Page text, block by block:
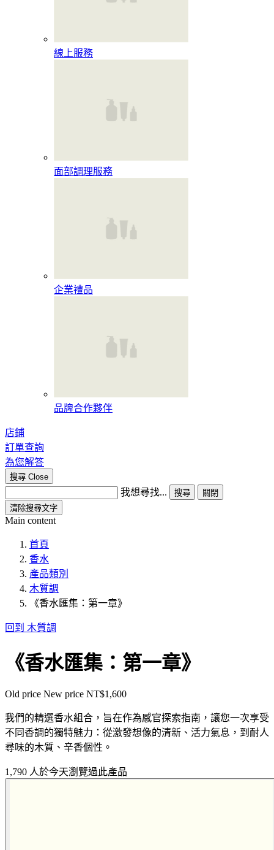
線上服務
面部調理服務
企業禮品
品牌合作夥伴
店鋪
訂單查詢
為您解答
搜尋 Close
我想尋找... 搜尋
關閉
清除搜尋文字
Main content
首頁
香水
產品類別
木質調
《香水匯集：第一章》
回到 木質調
《香水匯集：第一章》
Old price New price NT$1,600
我們的精選香水組合，旨在作為感官探索指南，讓您一次享受
不同香調的獨特魅力：從激發想像的清新、活力氣息，到耐人
尋味的木質、辛香個性。
1,790 人於今天瀏覽過此產品